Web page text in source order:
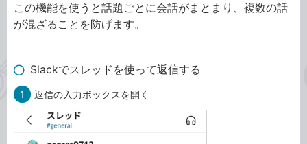
この機能を使うと話題ごとに会話がまとまり、複数の話
が混ざることを防げます。
Slackでスレッドを使って返信する
1 返信の入力ボックスを開く